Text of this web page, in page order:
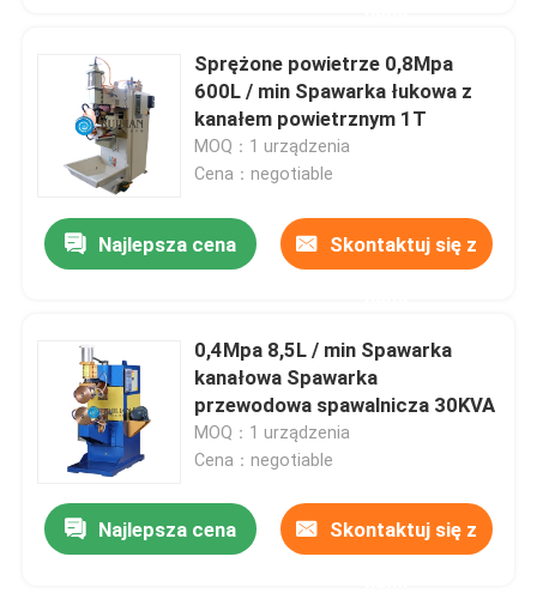
Specjalne wyposażenie do głośnika ceramicznego
Urządzenia do malowania natryskowego
Maszyna do walcowania kanałów
Sprężone powietrze 0,8Mpa
600L / min Spawarka łukowa z
kanałem powietrznym 1T
MOQ：1 urządzenia
Cena：negotiable
Najlepsza cena Skontaktuj się z
0,4Mpa 8,5L / min Spawarka
kanałowa Spawarka
przewodowa spawalnicza 30KVA
MOQ：1 urządzenia
Cena：negotiable
Najlepsza cena Skontaktuj się z